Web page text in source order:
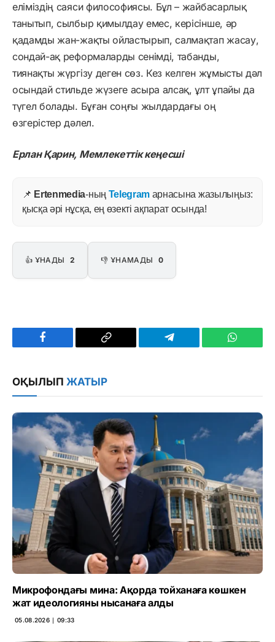
еліміздің саяси философиясы. Бұл – жайбасарлық
танытып, сылбыр қимылдау емес, керісінше, әр
қадамды жан-жақты ойластырып, салмақтап жасау,
сондай-ақ реформаларды сенімді, табанды,
тиянақты жүргізу деген сөз. Кез келген жұмысты дәл
осындай стильде жүзеге асыра алсақ, ұлт ұпайы да
түгел болады. Бұған соңғы жылдардағы оң
өзгерістер дәлел.
Ерлан Қарин, Мемлекеттік кеңесші
📌 Ertenmedia-ның Telegram арнасына жазылыңыз:
қысқа әрі нұсқа, ең өзекті ақпарат осында!
👍 ҰНАДЫ 2 👎 ҰНАМАДЫ 0
Facebook
Copy
Telegram
ОҚЫЛЫП ЖАТЫР
Микрофондағы мина: Ақорда тойханаға көшкен
жат идеологияны нысанаға алды
05.08.2026 ∣ 09:33